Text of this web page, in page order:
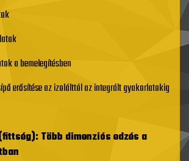
a bemelegítésben
erősítése az izolálttól az integrált gyakorlatokig
Több dimenziós edzés a